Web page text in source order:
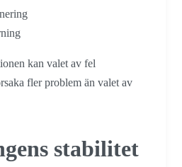
kan valet av fel
fler problem än valet av
stabilitet